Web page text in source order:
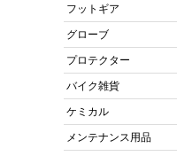
フットギア
グローブ
プロテクター
バイク雑貨
ケミカル
メンテナンス用品